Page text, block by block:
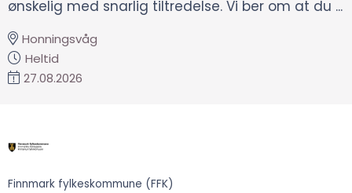
ønskelig med snarlig tiltredelse. Vi ber om at du ...
Honningsvåg
Heltid
27.08.2026
Finnmark fylkeskommune (FFK)